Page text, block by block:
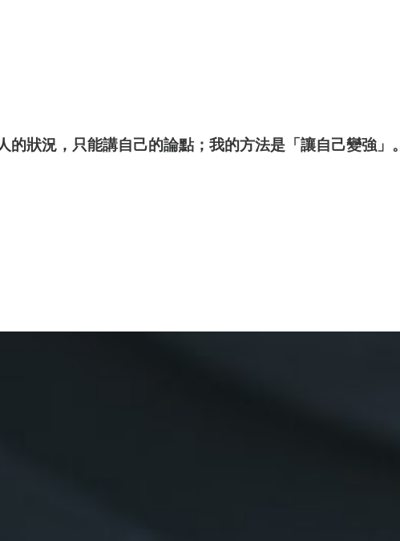
狀況，只能講自己的論點；我的方法是「讓自己變強」。